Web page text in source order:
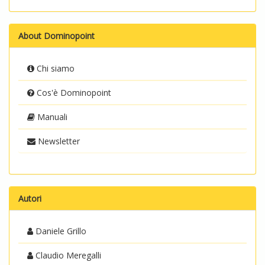
About Dominopoint
Chi siamo
Cos'è Dominopoint
Manuali
Newsletter
Autori
Daniele Grillo
Claudio Meregalli